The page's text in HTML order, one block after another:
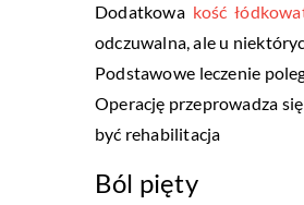
Dodatkowa kość
odczuwalna, ale u
Podstawowe leczenie
Operację przeprowadza
być rehabilitacja
Ból pięty